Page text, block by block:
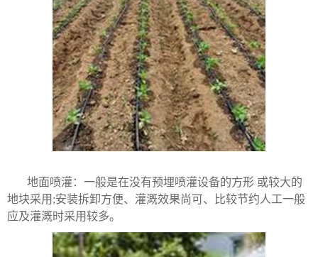
地面喷灌：一般是在没有预埋喷灌设备的方形 或较大的
地块采用;安装拆卸方便、灌溉效果尚可、比较节约人工一般
应及灌溉时采用较多。